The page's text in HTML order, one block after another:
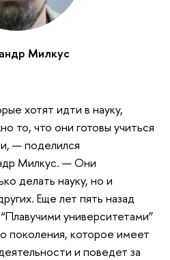
Милкус
хотят идти в науку,
то, что они готовы учиться
— поделился
Милкус. — Они
делать науку, но и
Еще лет пять назад
университетами”
поколения, которое имеет
и поведет за